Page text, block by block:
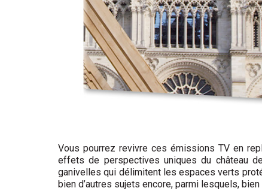
Vous pourrez revivre ces émissions TV en
effets de perspectives uniques du château
ganivelles qui délimitent les espaces verts
bien d’autres sujets encore, parmi lesquels,